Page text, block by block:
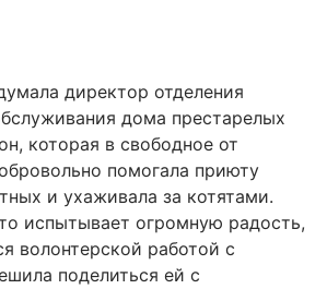
директор отделения
дома престарелых
которая в свободное от
помогала приюту
и ухаживала за котятами.
испытывает огромную радость,
волонтерской работой с
поделиться ей с